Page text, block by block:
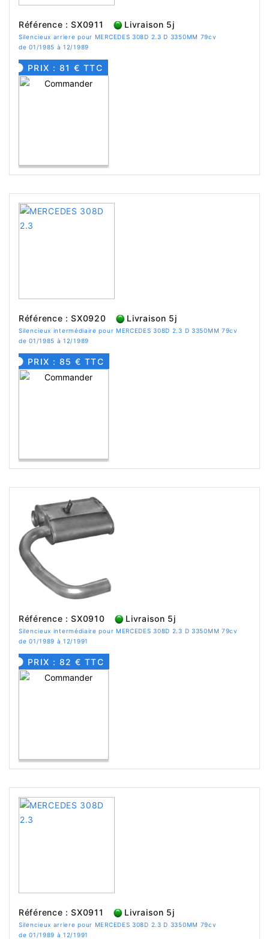
Référence : SX0911 Livraison 5j
Silencieux arriere pour MERCEDES 308D 2.3 D 3350MM 79cv
de 01/1985 à 12/1989
PRIX : 81 € TTC
Référence : SX0920 Livraison 5j
Silencieux intermédiaire pour MERCEDES 308D 2.3 D 3350MM 79cv
de 01/1985 à 12/1989
PRIX : 85 € TTC
Référence : SX0910 Livraison 5j
Silencieux intermédiaire pour MERCEDES 308D 2.3 D 3350MM 79cv
de 01/1989 à 12/1991
PRIX : 82 € TTC
Référence : SX0911 Livraison 5j
Silencieux arriere pour MERCEDES 308D 2.3 D 3350MM 79cv
de 01/1989 à 12/1991